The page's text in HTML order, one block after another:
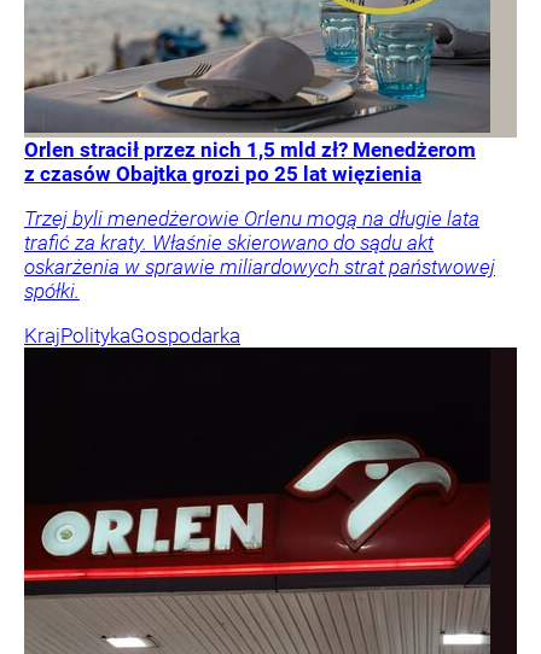
Orlen stracił przez nich 1,5 mld zł? Menedżerom
z czasów Obajtka grozi po 25 lat więzienia
Trzej byli menedżerowie Orlenu mogą na długie lata
trafić za kraty. Właśnie skierowano do sądu akt
oskarżenia w sprawie miliardowych strat państwowej
spółki.
KrajPolitykaGospodarka